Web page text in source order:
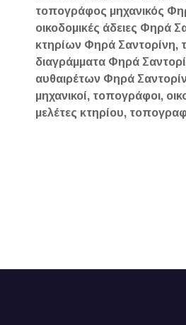
τοπογράφος μηχανικός
οικοδομικές άδειες Φηρά
κτηρίων Φηρά Σαντορίνη,
διαγράμματα Φηρά
αυθαιρέτων Φηρά
μηχανικοί, τοπογράφοι,
μελέτες κτηρίου,